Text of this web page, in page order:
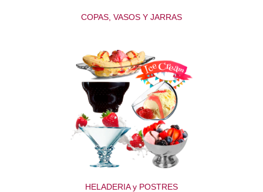
COPAS, VASOS Y JARRAS
HELADERIA y POSTRES